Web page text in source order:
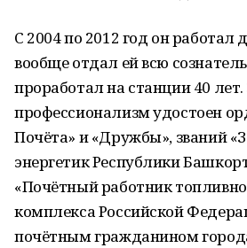
С 2004 по 2012 год он работал
вообще отдал ей всю
проработал на станции 40
профессионализм удостоен
Почёта» и «Дружбы», званий
энергетик Республики
«Почётный работник
комплекса Российской
почётным гражданином